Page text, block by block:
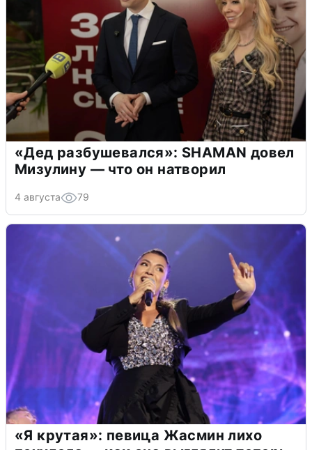
«Дед разбушевался»: SHAMAN довел
Мизулину — что он натворил
4 августа 79
«Я крутая»: певица Жасмин лихо